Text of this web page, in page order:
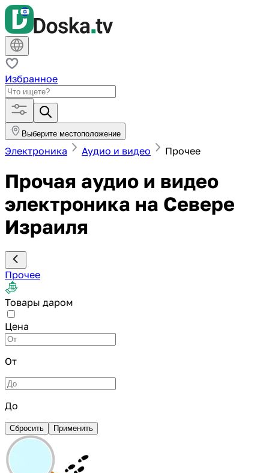
Избранное
Выберите местоположение
Электроника Аудио и видео Прочее
Прочая аудио и видео
электроника на Севере
Израиля
Прочее
Товары даром
Цена
От
До
Сбросить Применить